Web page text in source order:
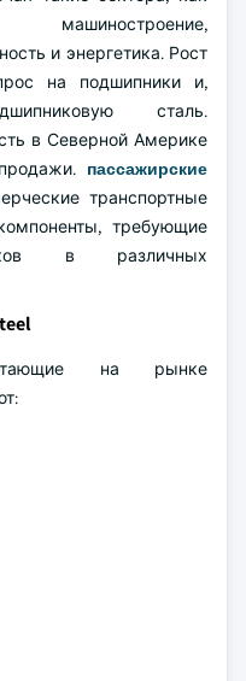
и энергетика. Рост
на подшипники и,
сталь.
в Северной Америке
пассажирские
транспортные
требующие
в различных
на рынке